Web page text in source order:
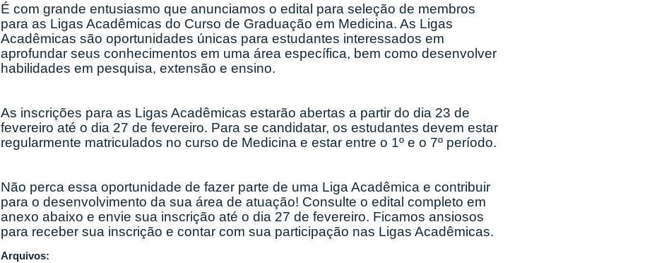
É com grande entusiasmo que anunciamos o edital para seleção de membros
para as Ligas Acadêmicas do Curso de Graduação em Medicina. As Ligas
Acadêmicas são oportunidades únicas para estudantes interessados em
aprofundar seus conhecimentos em uma área específica, bem como desenvolver
habilidades em pesquisa, extensão e ensino.
As inscrições para as Ligas Acadêmicas estarão abertas a partir do dia 23 de
fevereiro até o dia 27 de fevereiro. Para se candidatar, os estudantes devem estar
regularmente matriculados no curso de Medicina e estar entre o 1º e o 7º período.
Não perca essa oportunidade de fazer parte de uma Liga Acadêmica e contribuir
para o desenvolvimento da sua área de atuação! Consulte o edital completo em
anexo abaixo e envie sua inscrição até o dia 27 de fevereiro. Ficamos ansiosos
para receber sua inscrição e contar com sua participação nas Ligas Acadêmicas.
Arquivos: